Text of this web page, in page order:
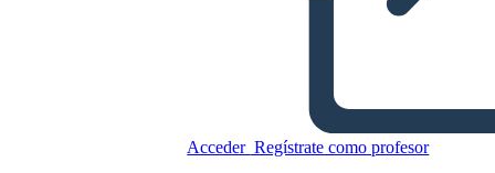
Acceder Regístrate como profesor
Signora CJ Walker Bio